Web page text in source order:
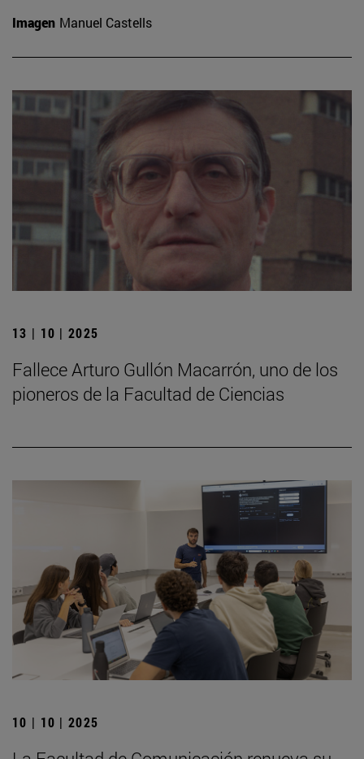
Imagen Manuel Castells
13 | 10 | 2025
Fallece Arturo Gullón Macarrón, uno de los
pioneros de la Facultad de Ciencias
10 | 10 | 2025